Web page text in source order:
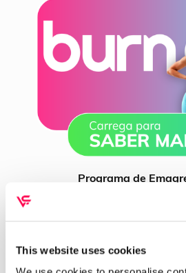
This website uses cookies
Programa de